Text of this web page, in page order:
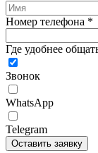
Номер телефона *
Где удобнее
Звонок
WhatsApp
Telegram
Оставить заявку